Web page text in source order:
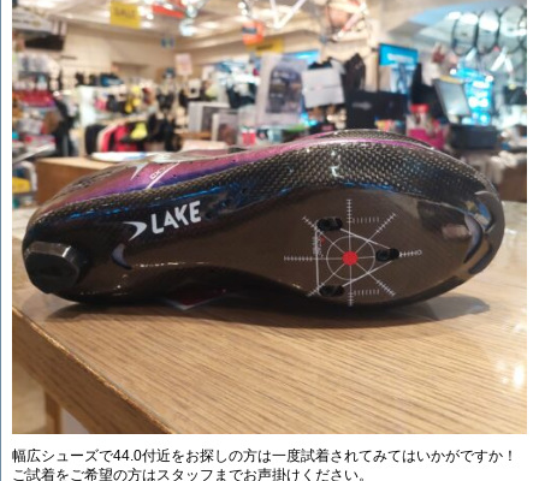
幅広シューズで44.0付近をお探しの方は一度試着されてみてはいかがですか！
ご試着をご希望の方はスタッフまでお声掛けください。